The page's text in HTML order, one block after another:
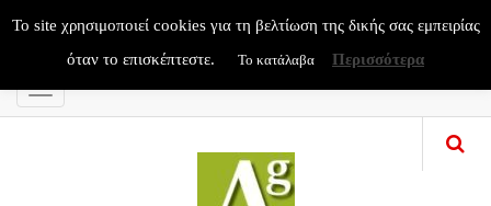
Menu
To site χρησιμοποιεί cookies για τη βελτίωση της δικής σας εμπειρίας
όταν το επισκέπτεστε.
Το κατάλαβα Περισσότερα